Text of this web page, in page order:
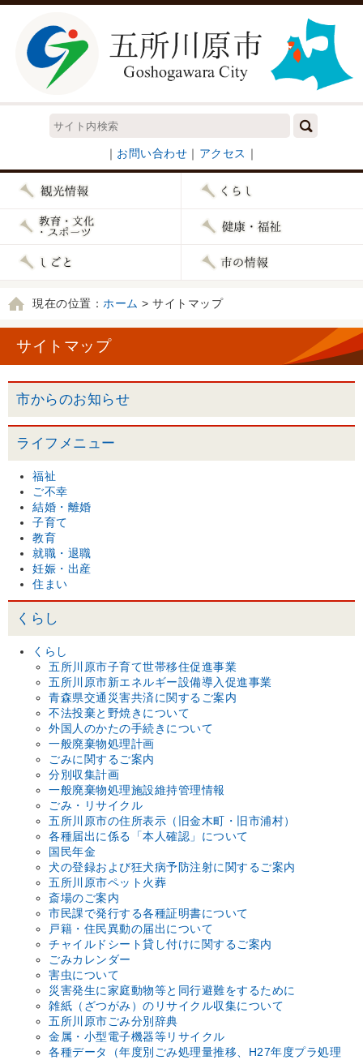
｜ お問い合わせ ｜ アクセス ｜
現在の位置： ホーム > サイトマップ
サイトマップ
市からのお知らせ
ライフメニュー
福祉
ご不幸
結婚・離婚
子育て
教育
就職・退職
妊娠・出産
住まい
くらし
くらし
五所川原市子育て世帯移住促進事業
五所川原市新エネルギー設備導入促進事業
青森県交通災害共済に関するご案内
不法投棄と野焼きについて
外国人のかたの手続きについて
一般廃棄物処理計画
ごみに関するご案内
分別収集計画
一般廃棄物処理施設維持管理情報
ごみ・リサイクル
五所川原市の住所表示（旧金木町・旧市浦村）
各種届出に係る「本人確認」について
国民年金
犬の登録および狂犬病予防注射に関するご案内
五所川原市ペット火葬
斎場のご案内
市民課で発行する各種証明書について
戸籍・住民異動の届出について
チャイルドシート貸し付けに関するご案内
ごみカレンダー
害虫について
災害発生に家庭動物等と同行避難をするために
雑紙（ざつがみ）のリサイクル収集について
五所川原市ごみ分別辞典
金属・小型電子機器等リサイクル
各種データ（年度別ごみ処理量推移、H27年度プラ処理